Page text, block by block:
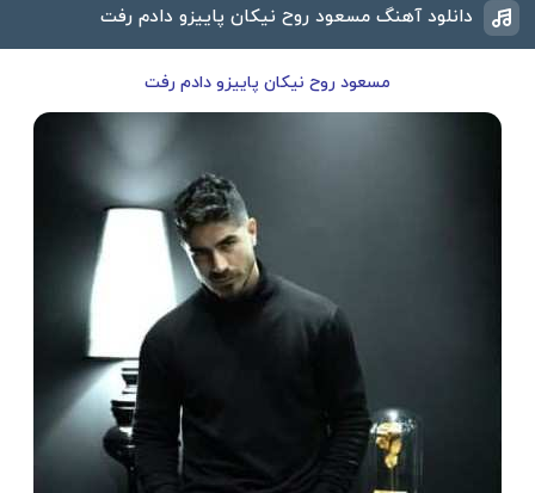
دانلود آهنگ مسعود روح نیکان پاییزو دادم رفت
مسعود روح نیکان پاییزو دادم رفت